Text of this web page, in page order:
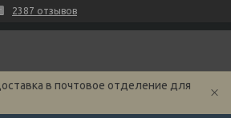
2387 отзывов
в почтовое отделение для